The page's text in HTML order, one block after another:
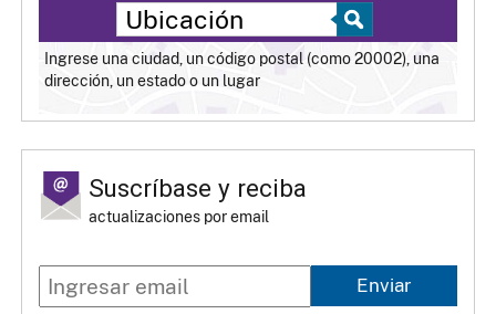
Ingrese una ciudad, un código postal (como 20002), una
dirección, un estado o un lugar
Suscríbase y reciba
actualizaciones por email
Enviar